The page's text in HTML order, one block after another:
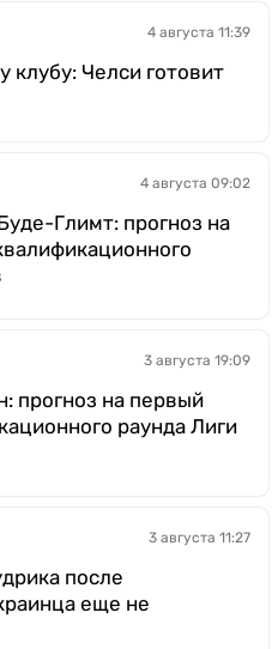
4 августа 11:39
клубу: Челси готовит
4 августа 09:02
Глимт: прогноз на
3 августа 19:09
прогноз на первый
раунда Лиги
3 августа 11:27
после
еще не